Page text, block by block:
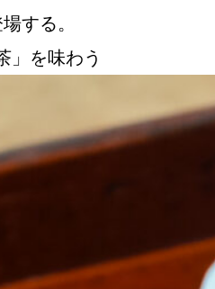
する。
」を味わう